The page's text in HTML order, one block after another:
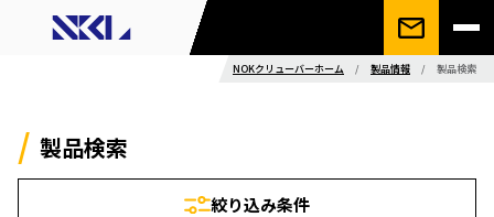
NOKクリューバーホーム / 製品情報 / 製品検索
製品検索
絞り込み条件